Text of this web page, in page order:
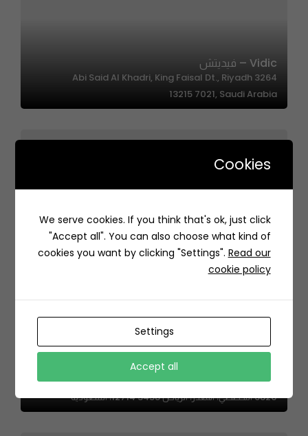
Vidic – فيديتش
3264 Abi Said Al Khadri, King Faisal Dt., Riyadh
13215 7021, Saudi Arabia
CANVAS – كانفس
Maharani Bojan – مهراني بوجان
6820 التخصصي، المعذر، الرياض 12714 3458، السعودية
Cookies
We serve cookies. If you think that's ok, just click
"Accept all". You can also choose what kind of
cookies you want by clicking "Settings". Read our
cookie policy
Settings
Accept all